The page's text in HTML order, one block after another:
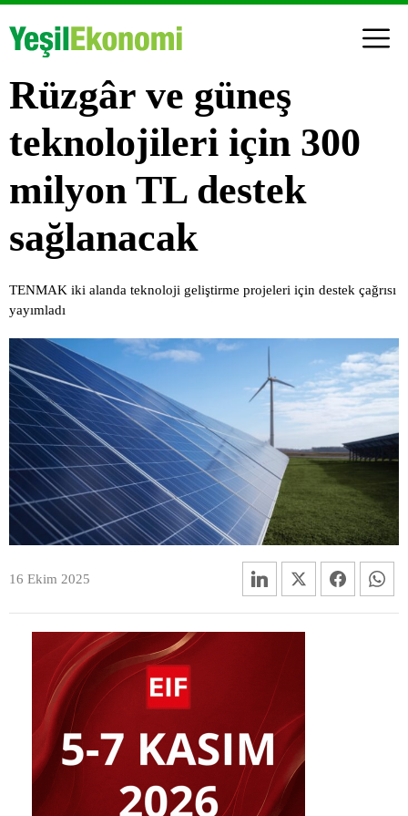
Rüzgâr ve güneş
teknolojileri için 300
milyon TL destek
sağlanacak
TENMAK iki alanda teknoloji geliştirme projeleri için destek çağrısı
yayımladı
16 Ekim 2025